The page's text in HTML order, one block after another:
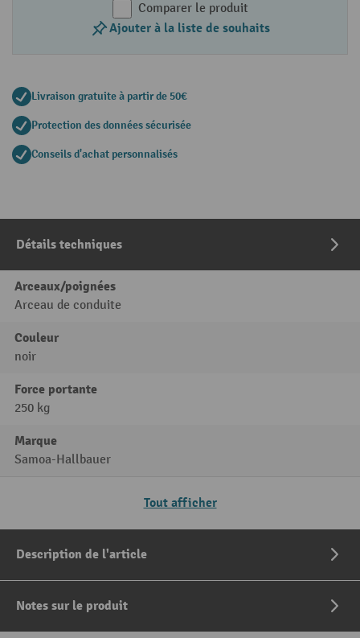
Comparer le produit
Ajouter à la liste de souhaits
Livraison gratuite à partir de 50€
Protection des données sécurisée
Conseils d'achat personnalisés
Détails techniques
Arceaux/poignées
Arceau de conduite
Couleur
noir
Force portante
250 kg
Marque
Samoa-Hallbauer
Tout afficher
Description de l'article
Notes sur le produit